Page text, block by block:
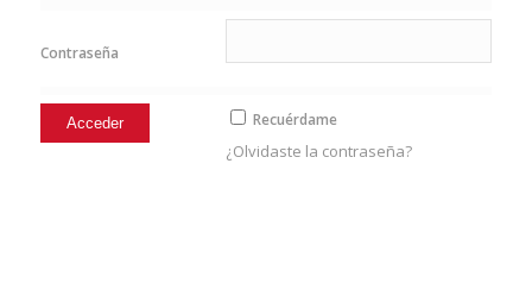
Contraseña
Recuérdame
¿Olvidaste la contraseña?